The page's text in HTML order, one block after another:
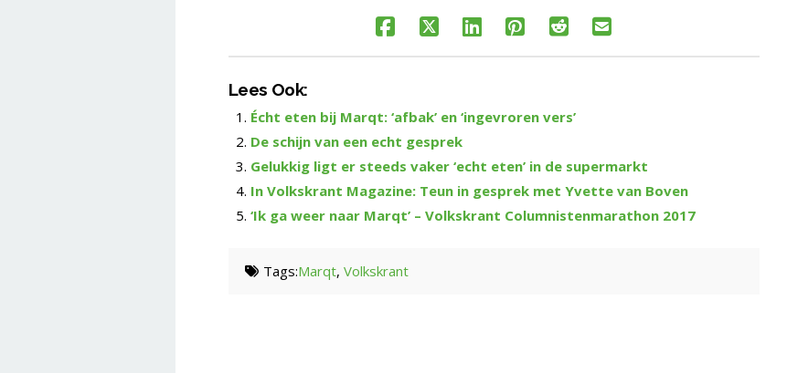
Lees Ook:
Écht eten bij Marqt: ‘afbak’ en ‘ingevroren vers’
De schijn van een echt gesprek
Gelukkig ligt er steeds vaker ‘echt eten’ in de supermarkt
In Volkskrant Magazine: Teun in gesprek met Yvette van Boven
‘Ik ga weer naar Marqt’ – Volkskrant Columnistenmarathon 2017
Tags:Marqt, Volkskrant